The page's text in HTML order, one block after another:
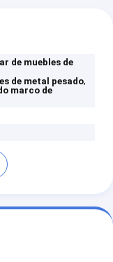
de muebles de
de metal pesado,
marco de